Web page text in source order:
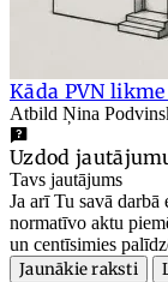
Kāda PVN
Atbild Ņina
Uzdod
Tavs jautājums
Ja arī Tu savā darbā
normatīvo aktu
un centīsimies
Jaunākie raksti